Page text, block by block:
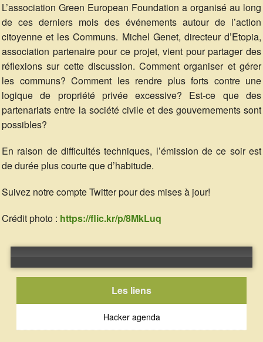
L’association Green European Foundation a organisé au long
de ces derniers mois des événements autour de l’action
citoyenne et les Communs. Michel Genet, directeur d’Etopia,
association partenaire pour ce projet, vient pour partager des
réflexions sur cette discussion. Comment organiser et gérer
les communs? Comment les rendre plus forts contre une
logique de propriété privée excessive? Est-ce que des
partenariats entre la société civile et des gouvernements sont
possibles?
En raison de difficultés techniques, l’émission de ce soir est
de durée plus courte que d’habitude.
Suivez notre compte Twitter pour des mises à jour!
Crédit photo : https://flic.kr/p/8MkLuq
Les liens
Hacker agenda